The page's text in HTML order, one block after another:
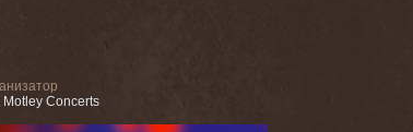
Motley Concerts